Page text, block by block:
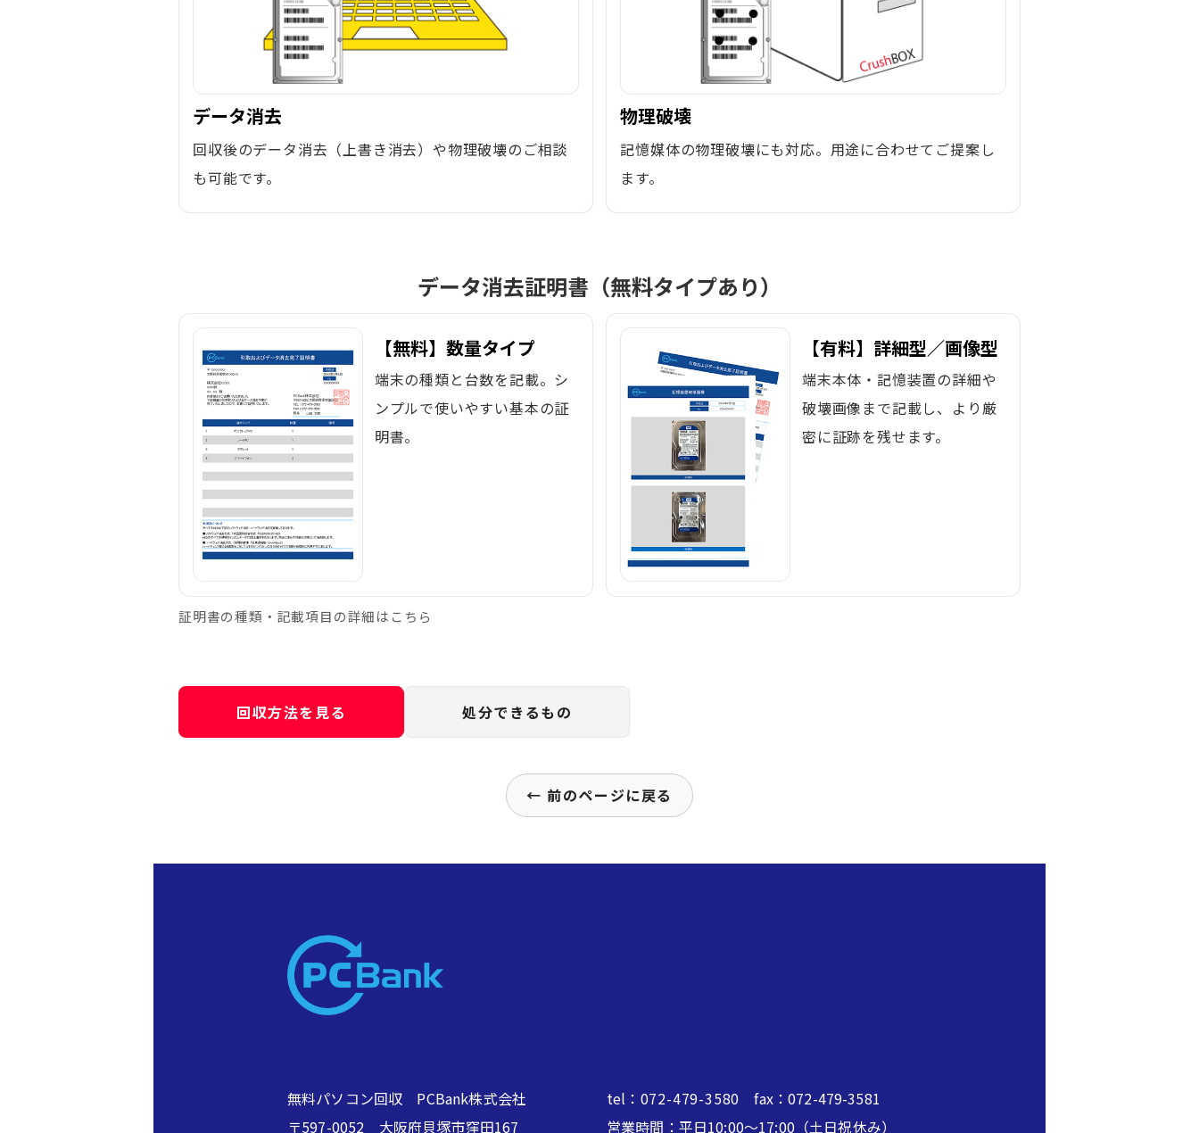
データ消去
回収後のデータ消去（上書き消去）や物理破壊のご相談
も可能です。
物理破壊
記憶媒体の物理破壊にも対応。用途に合わせてご提案し
ます。
データ消去証明書（無料タイプあり）
【無料】数量タイプ
端末の種類と台数を記載。シ
ンプルで使いやすい基本の証
明書。
【有料】詳細型／画像型
端末本体・記憶装置の詳細や
破壊画像まで記載し、より厳
密に証跡を残せます。
証明書の種類・記載項目の詳細はこちら
回収方法を見る 処分できるもの
← 前のページに戻る
無料パソコン回収 PCBank株式会社
〒597-0052 大阪府貝塚市窪田167
tel： 072-479-3580 fax：072-479-3581
営業時間：平日10:00～17:00（土日祝休み）